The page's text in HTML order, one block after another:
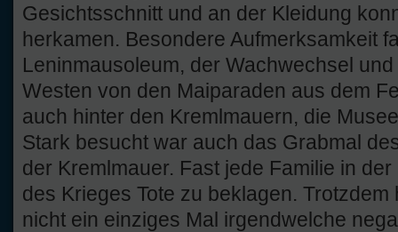
Gesichtsschnitt und an der Kleidung
herkamen. Besondere Aufmerksamkeit
Leninmausoleum, der Wachwechsel
Westen von den Maiparaden aus dem
auch hinter den Kremlmauern, die
Stark besucht war auch das Grabmal
der Kremlmauer. Fast jede Familie in
des Krieges Tote zu beklagen.
nicht ein einziges Mal irgendwelche